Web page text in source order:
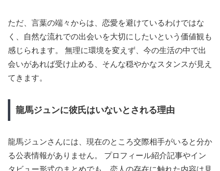
ただ、言葉の端々からは、恋愛を避けているわけではな
く、自然な流れでの出会いを大切にしたいという価値観も
感じられます。 無理に環境を変えず、今の生活の中で出
会いがあれば受け止める、そんな穏やかなスタンスが見え
てきます。
龍馬ジュンに彼氏はいないとされる理由
龍馬ジュンさんには、現在のところ交際相手がいると分か
る公表情報がありません。 プロフィール紹介記事やイン
タビュー形式のまとめでも、恋人の存在に触れた内容は見